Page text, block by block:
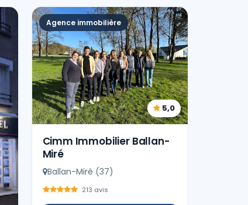
Agence immobilière
5,0
Cimm Immobilier Ballan-
Miré
Ballan-Miré (37)
213 avis